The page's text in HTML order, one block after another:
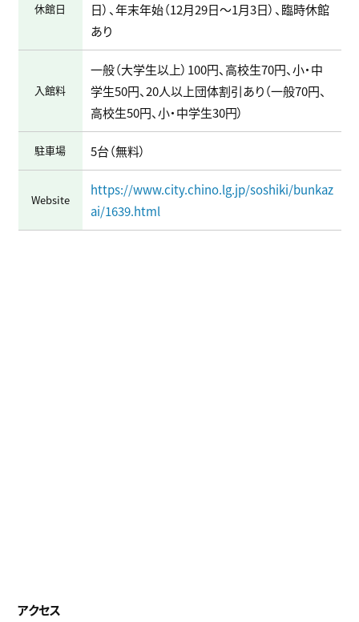
休館日
日）、年末年始（12月29日～1月3日）、臨時休館
あり
入館料
一般（大学生以上）100円、高校生70円、小・中
学生50円、20人以上団体割引あり（一般70円、
高校生50円、小・中学生30円）
駐車場 5台（無料）
Website
https://www.city.chino.lg.jp/soshiki/bunkaz
ai/1639.html